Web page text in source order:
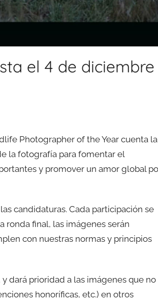
el 4 de diciembre
Photographer of the Year cuenta la
la fotografía para fomentar el
y promover un amor global
candidaturas. Cada participación se
ronda final, las imágenes serán
con nuestras normas y principios
dará prioridad a las imágenes que no
honoríficas, etc.) en otros